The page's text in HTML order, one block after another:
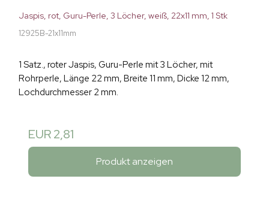
Jaspis, rot, Guru-Perle, 3 Löcher, weiß, 22x11 mm, 1 Stk
12925B-21x11mm
1 Satz., roter Jaspis, Guru-Perle mit 3 Löcher, mit
Rohrperle, Länge 22 mm, Breite 11 mm, Dicke 12 mm,
Lochdurchmesser 2 mm.
EUR 2,81
Produkt anzeigen